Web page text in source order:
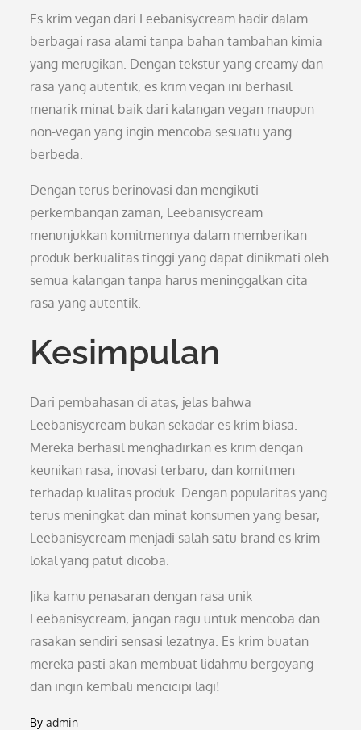
Es krim vegan dari Leebanisycream hadir dalam
berbagai rasa alami tanpa bahan tambahan kimia
yang merugikan. Dengan tekstur yang creamy dan
rasa yang autentik, es krim vegan ini berhasil
menarik minat baik dari kalangan vegan maupun
non-vegan yang ingin mencoba sesuatu yang
berbeda.
Dengan terus berinovasi dan mengikuti
perkembangan zaman, Leebanisycream
menunjukkan komitmennya dalam memberikan
produk berkualitas tinggi yang dapat dinikmati oleh
semua kalangan tanpa harus meninggalkan cita
rasa yang autentik.
Kesimpulan
Dari pembahasan di atas, jelas bahwa
Leebanisycream bukan sekadar es krim biasa.
Mereka berhasil menghadirkan es krim dengan
keunikan rasa, inovasi terbaru, dan komitmen
terhadap kualitas produk. Dengan popularitas yang
terus meningkat dan minat konsumen yang besar,
Leebanisycream menjadi salah satu brand es krim
lokal yang patut dicoba.
Jika kamu penasaran dengan rasa unik
Leebanisycream, jangan ragu untuk mencoba dan
rasakan sendiri sensasi lezatnya. Es krim buatan
mereka pasti akan membuat lidahmu bergoyang
dan ingin kembali mencicipi lagi!
Byadmin